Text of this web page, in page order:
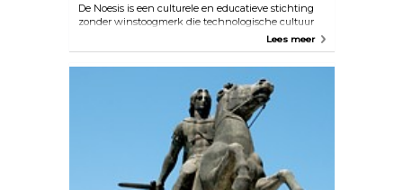
De Noesis is een culturele en educatieve stichting
zonder winstoogmerk die technologische cultuur
promoot bij kinderen en volwassenen. Het centrum
is verdeeld in secties: de hoofdtentoonstelling, het
een divers publiek. Sommigen zullen enthousiast
zijn over de tentoonstelling over klassieke auto's.
Interactieve wetenschappelijke exposities zijn een
must. De oude Griekse wetenschapshal presenteert
een geschiedenis van uitvindingen. Bezoekers
merken op dat sommige video-exposities misschien
iets te spannend zijn voor kinderen jonger dan 5
Lees meer